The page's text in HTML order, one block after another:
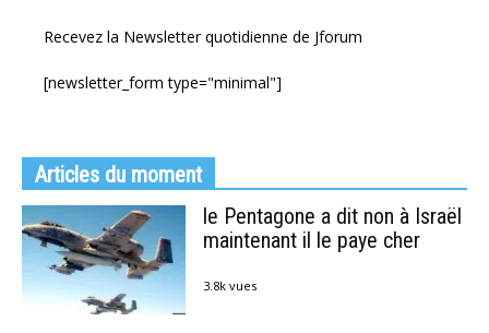
Recevez la Newsletter quotidienne de Jforum
[newsletter_form type="minimal"]
Articles du moment
le Pentagone a dit non à Israël
maintenant il le paye cher
3.8k vues